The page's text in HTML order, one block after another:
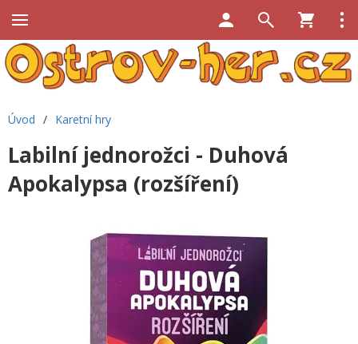
Úvod / Karetní hry
Labilní jednorožci - Duhová
Apokalypsa (rozšíření)